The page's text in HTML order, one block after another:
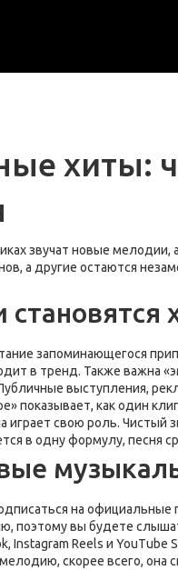
хиты:
звучат новые
а другие остаются
становятся
запоминающегося
в тренд. Также важна
выступления,
показывает, как один
играет свою роль.
в одну формулу, песня
на официальные
поэтому вы будете
Instagram Reels и
скорее всего, она